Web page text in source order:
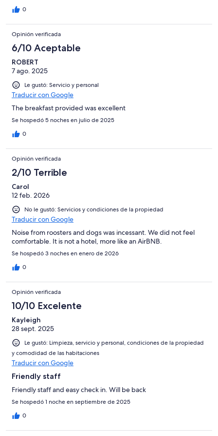
0
Opinión verificada
6/10 Aceptable
ROBERT
7 ago. 2025
Le gustó: Servicio y personal
Traducir con Google
The breakfast provided was excellent
Se hospedó 5 noches en julio de 2025
0
Opinión verificada
2/10 Terrible
Carol
12 feb. 2026
No le gustó: Servicios y condiciones de la propiedad
Traducir con Google
Noise from roosters and dogs was incessant. We did not feel
comfortable. It is not a hotel, more like an AirBNB.
Se hospedó 3 noches en enero de 2026
0
Opinión verificada
10/10 Excelente
Kayleigh
28 sept. 2025
Le gustó: Limpieza, servicio y personal, condiciones de la propiedad
y comodidad de las habitaciones
Traducir con Google
Friendly staff
Friendly staff and easy check in. Will be back
Se hospedó 1 noche en septiembre de 2025
0